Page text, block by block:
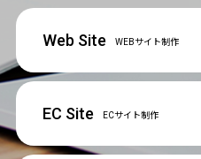
Web Site WEBサイト制作
EC Site ECサイト制作